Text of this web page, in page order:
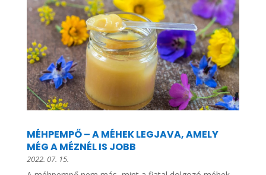
MÉHPEMPŐ – A MÉHEK LEGJAVA, AMELY
MÉG A MÉZNÉL IS JOBB
2022. 07. 15.